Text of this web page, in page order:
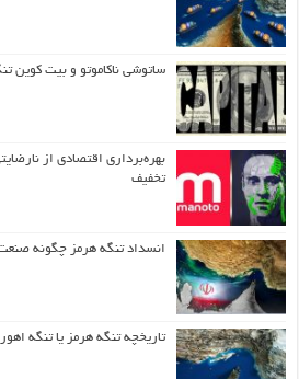
ساتوشی ناکاموتو و بیت کوین
بهره‌برداری اقتصادی از
تخفیف
انسداد تنگه هرمز چگونه
تاریخچه تنگه هرمز یا تنگه